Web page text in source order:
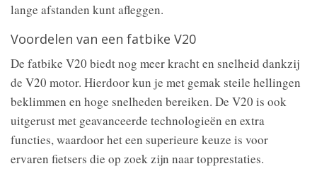
lange afstanden kunt afleggen.
Voordelen van een fatbike V20
De fatbike V20 biedt nog meer kracht en snelheid dankzij
de V20 motor. Hierdoor kun je met gemak steile hellingen
beklimmen en hoge snelheden bereiken. De V20 is ook
uitgerust met geavanceerde technologieën en extra
functies, waardoor het een superieure keuze is voor
ervaren fietsers die op zoek zijn naar topprestaties.